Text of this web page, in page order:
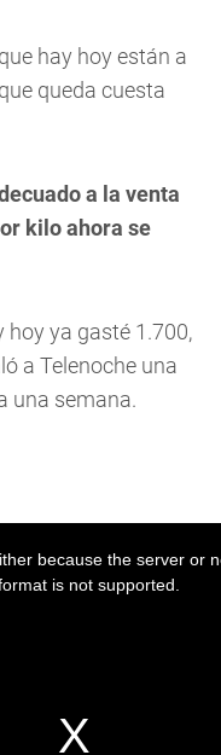
hay hoy están a
queda cuesta
a la venta
kilo ahora se
hoy ya gasté 1.700,
a Telenoche una
una semana.